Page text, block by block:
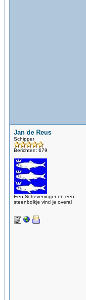
Jan de Reus
Schipper
Berichten: 679
Een Scheveninger en een
steenbolkje vind je overal